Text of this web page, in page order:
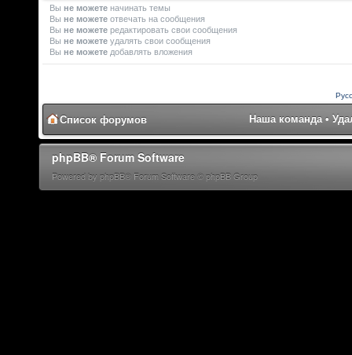
Вы не можете начинать темы
Вы не можете отвечать на сообщения
Вы не можете редактировать свои сообщения
Вы не можете удалять свои сообщения
Вы не можете добавлять вложения
Список форумов Наша команда •
phpBB® Forum Software
Powered by phpBB® Forum Software © phpBB Group